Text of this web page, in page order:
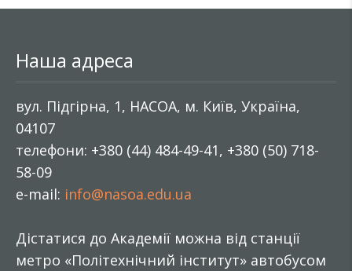
Наша адреса
вул. Підгірна, 1, НАСОА, м. Київ, Україна,
04107
телефони: +380 (44) 484-49-41, +380 (50) 718-
58-09
e-mail: info@nasoa.edu.ua
Дістатися до Академії можна від станції
метро «Політехнічний інститут» автобусом